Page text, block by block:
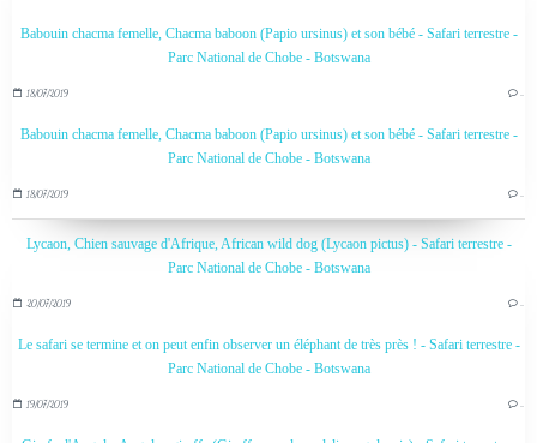
Babouin chacma femelle, Chacma baboon (Papio ursinus) et son bébé - Safari terrestre -
Parc National de Chobe - Botswana
18/07/2019 …
Babouin chacma femelle, Chacma baboon (Papio ursinus) et son bébé - Safari terrestre -
Parc National de Chobe - Botswana
18/07/2019 …
Lycaon, Chien sauvage d'Afrique, African wild dog (Lycaon pictus) - Safari terrestre -
Parc National de Chobe - Botswana
20/07/2019 …
Le safari se termine et on peut enfin observer un éléphant de très près ! - Safari terrestre -
Parc National de Chobe - Botswana
19/07/2019 …